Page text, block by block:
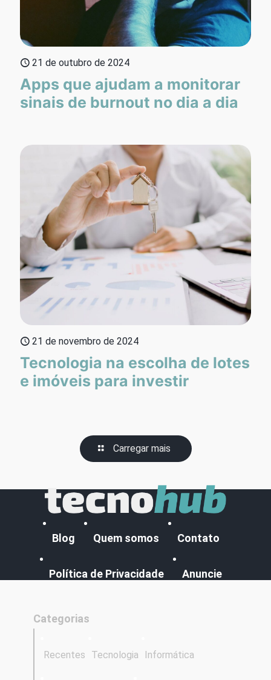
21 de outubro de 2024
Apps que ajudam a monitorar
sinais de burnout no dia a dia
21 de novembro de 2024
Tecnologia na escolha de lotes
e imóveis para investir
Carregar mais
Blog Quem somos Contato
Política de Privacidade Anuncie
Categorias
Recentes Tecnologia Informática